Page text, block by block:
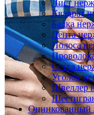
Лист
Квадрат
Балка
Лента
Полоса
Сетка
Уголок
Швеллер
Оцинкованный